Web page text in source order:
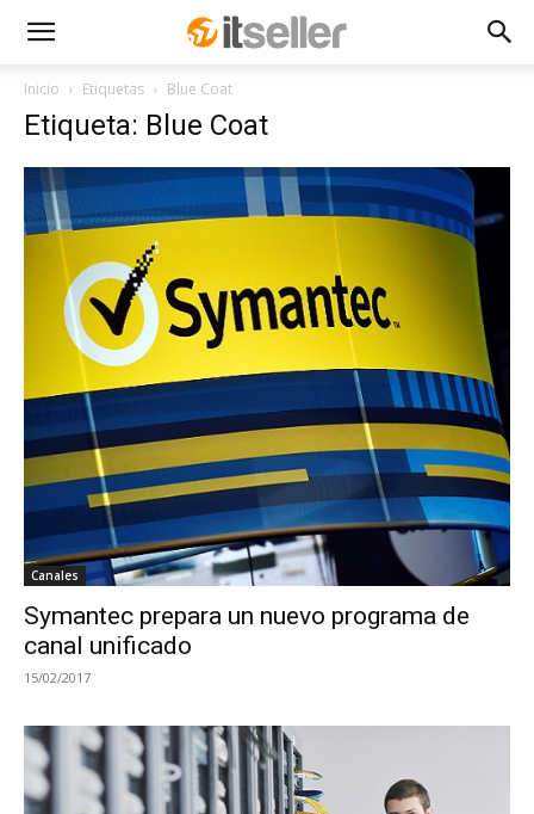
Inicio Etiquetas Blue Coat
Etiqueta: Blue Coat
Canales
Symantec prepara un nuevo programa de
canal unificado
15/02/2017